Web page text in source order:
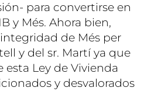
para convertirse en
y Més. Ahora bien,
de Més per
y del sr. Martí ya que
Ley de Vivienda
y desvalorados